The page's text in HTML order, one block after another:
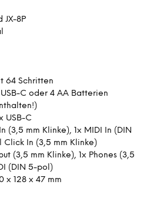
JX-8P
64 Schritten
C oder 4 AA Batterien
USB-C
(3,5 mm Klinke), 1x MIDI In (DIN
Click In (3,5 mm Klinke)
(3,5 mm Klinke), 1x Phones (3,5
(DIN 5-pol)
x 128 x 47 mm